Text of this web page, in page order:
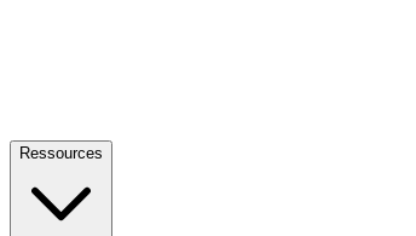
Ressources